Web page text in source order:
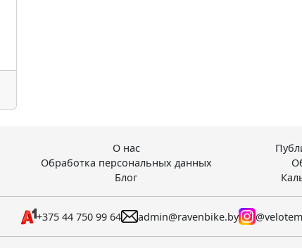
О нас
Обработка персональных данных
Блог
+375 44 750 99 64 admin@ravenbike.by